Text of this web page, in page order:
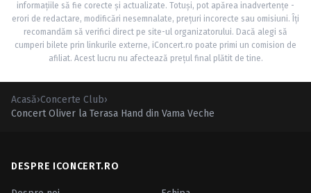
informațiile să fie corecte și actualizate. Totuși, pot apărea inadvertențe -
erori de redactare, modificări nesemnalate, prețuri incorecte sau omisiuni. Îți
recomandăm să verifici direct pe site-ul organizatorului. Dacă alegi să
cumperi bilete prin linkurile externe, iConcert.ro poate primi un comision de
afiliat. Acest lucru nu afectează prețul final plătit de tine.
Acasă›Concerte Club›
Concert Oliver la Terasa Hand din Vama Veche
DESPRE ICONCERT.RO